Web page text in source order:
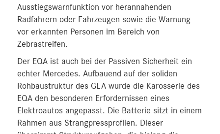
Ausstiegswarnfunktion vor herannahenden
Radfahrern oder Fahrzeugen sowie die Warnung
vor erkannten Personen im Bereich von
Zebrastreifen.
Der EQA ist auch bei der Passiven Sicherheit ein
echter Mercedes. Aufbauend auf der soliden
Rohbaustruktur des GLA wurde die Karosserie des
EQA den besonderen Erfordernissen eines
Elektroautos angepasst. Die Batterie sitzt in einem
Rahmen aus Strangpressprofilen. Dieser